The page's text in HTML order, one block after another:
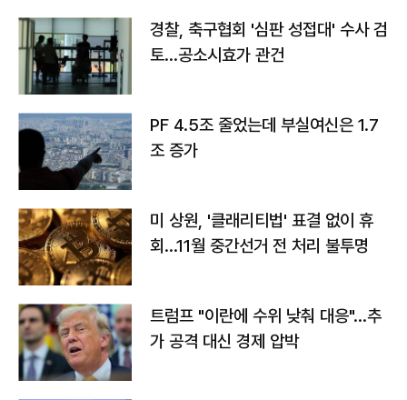
경찰, 축구협회 '심판 성접대' 수사 검
토…공소시효가 관건
PF 4.5조 줄었는데 부실여신은 1.7
조 증가
미 상원, '클래리티법' 표결 없이 휴
회…11월 중간선거 전 처리 불투명
트럼프 "이란에 수위 낮춰 대응"…추
가 공격 대신 경제 압박